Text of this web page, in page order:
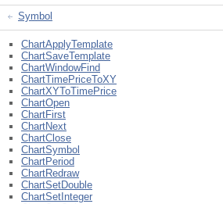
Symbol
ChartApplyTemplate
ChartSaveTemplate
ChartWindowFind
ChartTimePriceToXY
ChartXYToTimePrice
ChartOpen
ChartFirst
ChartNext
ChartClose
ChartSymbol
ChartPeriod
ChartRedraw
ChartSetDouble
ChartSetInteger